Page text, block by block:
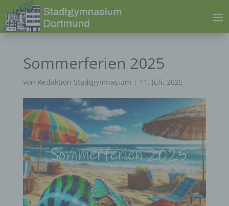
Sommerferien 2025
von Redaktion Stadtgymnasium | 11, Juli, 2025